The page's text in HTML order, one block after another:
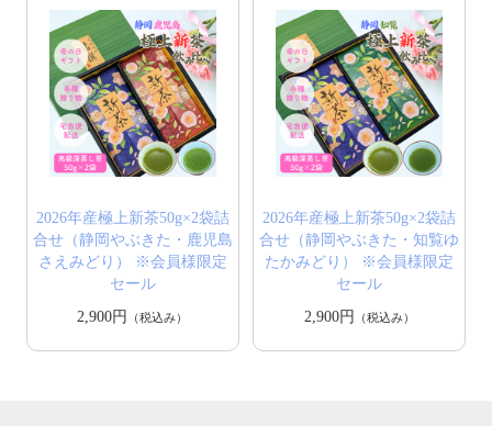
2026年産極上新茶50g×2袋詰
合せ（静岡やぶきた・鹿児島
さえみどり） ※会員様限定
セール
2,900円
（税込み）
2026年産極上新茶50g×2袋詰
合せ（静岡やぶきた・知覧ゆ
たかみどり） ※会員様限定
セール
2,900円
（税込み）